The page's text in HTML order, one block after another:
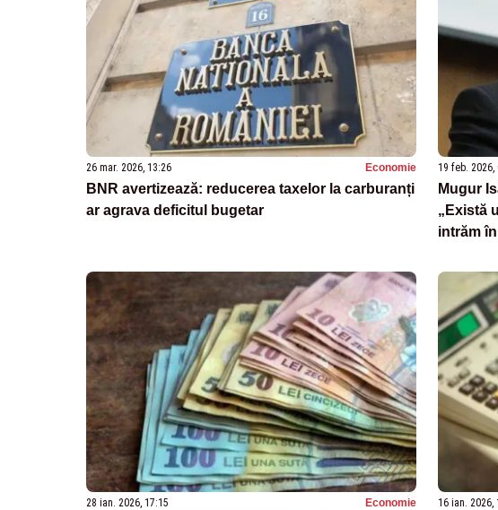
26 mar. 2026, 13:26 Economie
BNR avertizează: reducerea taxelor la carburanți
ar agrava deficitul bugetar
19 feb. 2026,
Mugur
„Există
intrăm
28 ian. 2026, 17:15 Economie 16 ian. 2026,